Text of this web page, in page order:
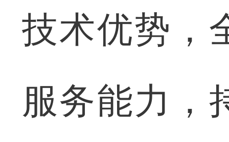
技术优势，
服务能力，